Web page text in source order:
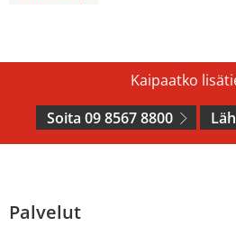
Kaipaatko
Soita 09 8567 8800
Palvelut